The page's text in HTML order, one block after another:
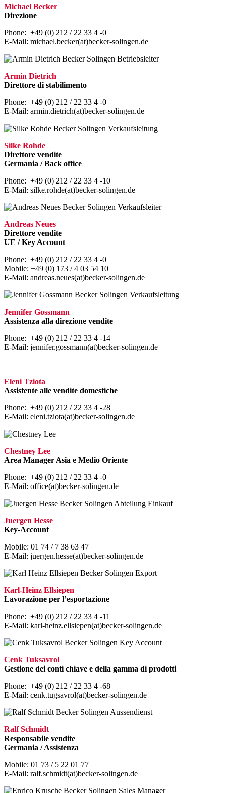
Michael Becker
Direzione
Phone: +49 (0) 212 / 22 33 4 -0
E-Mail: michael.becker(at)becker-solingen.de
Armin Dietrich
Direttore di stabilimento
Phone: +49 (0) 212 / 22 33 4 -0
E-Mail: armin.dietrich(at)becker-solingen.de
Silke Rohde
Direttore vendite
Germania / Back office
Phone: +49 (0) 212 / 22 33 4 -10
E-Mail: silke.rohde(at)becker-solingen.de
Andreas Neues
Direttore vendite
UE / Key Account
Phone: +49 (0) 212 / 22 33 4 -0
Mobile: +49 (0) 173 / 4 03 54 10
E-Mail: andreas.neues(at)becker-solingen.de
Jennifer Gossmann
Assistenza alla direzione vendite
Phone: +49 (0) 212 / 22 33 4 -14
E-Mail: jennifer.gossmann(at)becker-solingen.de
Eleni Tziota
Assistente alle vendite domestiche
Phone: +49 (0) 212 / 22 33 4 -28
E-Mail: eleni.tziota(at)becker-solingen.de
Chestney Lee
Area Manager Asia e Medio Oriente
Phone: +49 (0) 212 / 22 33 4 -0
E-Mail: office(at)becker-solingen.de
Juergen Hesse
Key-Account
Mobile: 01 74 / 7 38 63 47
E-Mail: juergen.hesse(at)becker-solingen.de
Karl-Heinz Ellsiepen
Lavorazione per l’esportazione
Phone: +49 (0) 212 / 22 33 4 -11
E-Mail: karl-heinz.ellsiepen(at)becker-solingen.de
Cenk Tuksavrol
Gestione dei conti chiave e della gamma di prodotti
Phone: +49 (0) 212 / 22 33 4 -68
E-Mail: cenk.tugsavrol(at)becker-solingen.de
Ralf Schmidt
Responsabile vendite
Germania / Assistenza
Mobile: 01 73 / 5 22 01 77
E-Mail: ralf.schmidt(at)becker-solingen.de